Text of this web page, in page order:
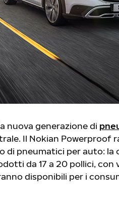
nuova generazione di
Il Nokian Powerproof
pneumatici per auto: la
da 17 a 20 pollici, con
disponibili per i